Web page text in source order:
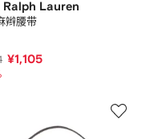
Ralph Lauren
辫腰带
¥1,105